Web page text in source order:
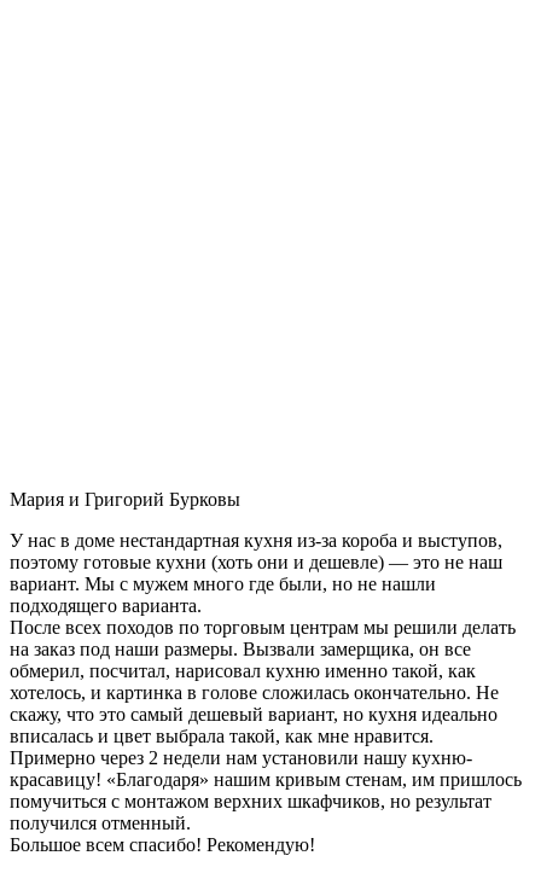
Мария и Григорий Бурковы
У нас в доме нестандартная кухня из-за короба и выступов,
поэтому готовые кухни (хоть они и дешевле) — это не наш
вариант. Мы с мужем много где были, но не нашли
подходящего варианта.
После всех походов по торговым центрам мы решили делать
на заказ под наши размеры. Вызвали замерщика, он все
обмерил, посчитал, нарисовал кухню именно такой, как
хотелось, и картинка в голове сложилась окончательно. Не
скажу, что это самый дешевый вариант, но кухня идеально
вписалась и цвет выбрала такой, как мне нравится.
Примерно через 2 недели нам установили нашу кухню-
красавицу! «Благодаря» нашим кривым стенам, им пришлось
помучиться с монтажом верхних шкафчиков, но результат
получился отменный.
Большое всем спасибо! Рекомендую!